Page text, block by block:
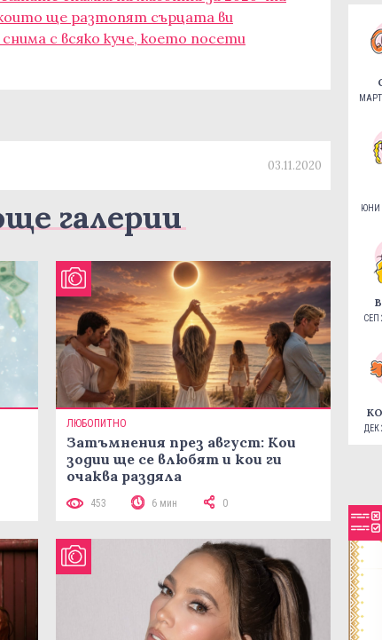
ще разтопят сърцата ви
с всяко куче, което посети
03.11.2020
галерии
ЛЮБОПИТНО
Затъмнения през август: Кои
зодии ще се влюбят и кои ги
очаква раздяла
453 6 мин 0
МАРТ
ЮНИ
СЕП
ДЕК